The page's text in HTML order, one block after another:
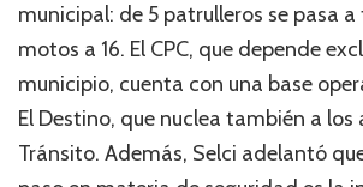
municipal: de 5 patrulleros se pasa a
motos a 16. El CPC, que depende
municipio, cuenta con una base
El Destino, que nuclea también a los
Tránsito. Además, Selci adelantó